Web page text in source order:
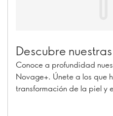
Descubre
Conoce a profundidad
Novage+. Únete a los que
transformación de la piel